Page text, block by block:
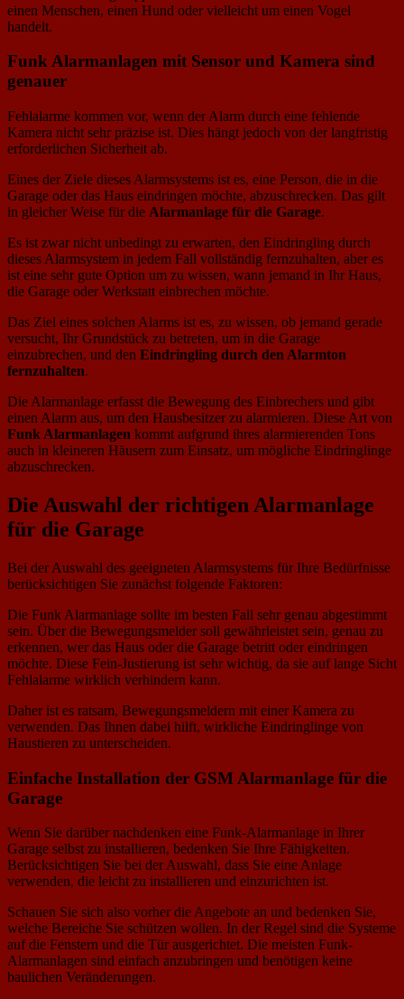
einen Menschen, einen Hund oder vielleicht um einen Vogel
handelt.
Funk Alarmanlagen mit Sensor und Kamera sind
genauer
Fehlalarme kommen vor, wenn der Alarm durch eine fehlende
Kamera nicht sehr präzise ist. Dies hängt jedoch von der langfristig
erforderlichen Sicherheit ab.
Eines der Ziele dieses Alarmsystems ist es, eine Person, die in die
Garage oder das Haus eindringen möchte, abzuschrecken. Das gilt
in gleicher Weise für die Alarmanlage für die Garage.
Es ist zwar nicht unbedingt zu erwarten, den Eindringling durch
dieses Alarmsystem in jedem Fall vollständig fernzuhalten, aber es
ist eine sehr gute Option um zu wissen, wann jemand in Ihr Haus,
die Garage oder Werkstatt einbrechen möchte.
Das Ziel eines solchen Alarms ist es, zu wissen, ob jemand gerade
versucht, Ihr Grundstück zu betreten, um in die Garage
einzubrechen, und den Eindringling durch den Alarmton
fernzuhalten.
Die Alarmanlage erfasst die Bewegung des Einbrechers und gibt
einen Alarm aus, um den Hausbesitzer zu alarmieren. Diese Art von
Funk Alarmanlagen kommt aufgrund ihres alarmierenden Tons
auch in kleineren Häusern zum Einsatz, um mögliche Eindringlinge
abzuschrecken.
Die Auswahl der richtigen Alarmanlage
für die Garage
Bei der Auswahl des geeigneten Alarmsystems für Ihre Bedürfnisse
berücksichtigen Sie zunächst folgende Faktoren:
Die Funk Alarmanlage sollte im besten Fall sehr genau abgestimmt
sein. Über die Bewegungsmelder soll gewährleistet sein, genau zu
erkennen, wer das Haus oder die Garage betritt oder eindringen
möchte. Diese Fein-Justierung ist sehr wichtig, da sie auf lange Sicht
Fehlalarme wirklich verhindern kann.
Daher ist es ratsam, Bewegungsmeldern mit einer Kamera zu
verwenden. Das Ihnen dabei hilft, wirkliche Eindringlinge von
Haustieren zu unterscheiden.
Einfache Installation der GSM Alarmanlage für die
Garage
Wenn Sie darüber nachdenken eine Funk-Alarmanlage in Ihrer
Garage selbst zu installieren, bedenken Sie Ihre Fähigkeiten.
Berücksichtigen Sie bei der Auswahl, dass Sie eine Anlage
verwenden, die leicht zu installieren und einzurichten ist.
Schauen Sie sich also vorher die Angebote an und bedenken Sie,
welche Bereiche Sie schützen wollen. In der Regel sind die Systeme
auf die Fenstern und die Tür ausgerichtet. Die meisten Funk-
Alarmanlagen sind einfach anzubringen und benötigen keine
baulichen Veränderungen.